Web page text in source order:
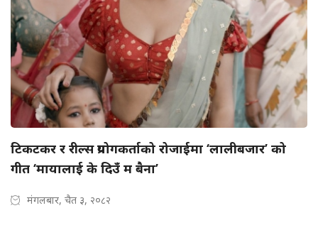
टिकटकर र रील्स प्रयोगकर्ताको रोजाईमा ‘लालीबजार’ को
गीत ‘मायालाई के दिउँ म बैना’
मंगलबार, चैत ३, २०८२